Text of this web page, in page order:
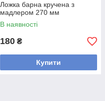
Ложка барна кручена з
мадлером 270 мм
В наявності
180 ₴
Купити